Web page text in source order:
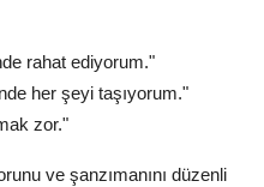
rahat ediyorum."
her şeyi taşıyorum."
zor."
ve şanzımanını düzenli